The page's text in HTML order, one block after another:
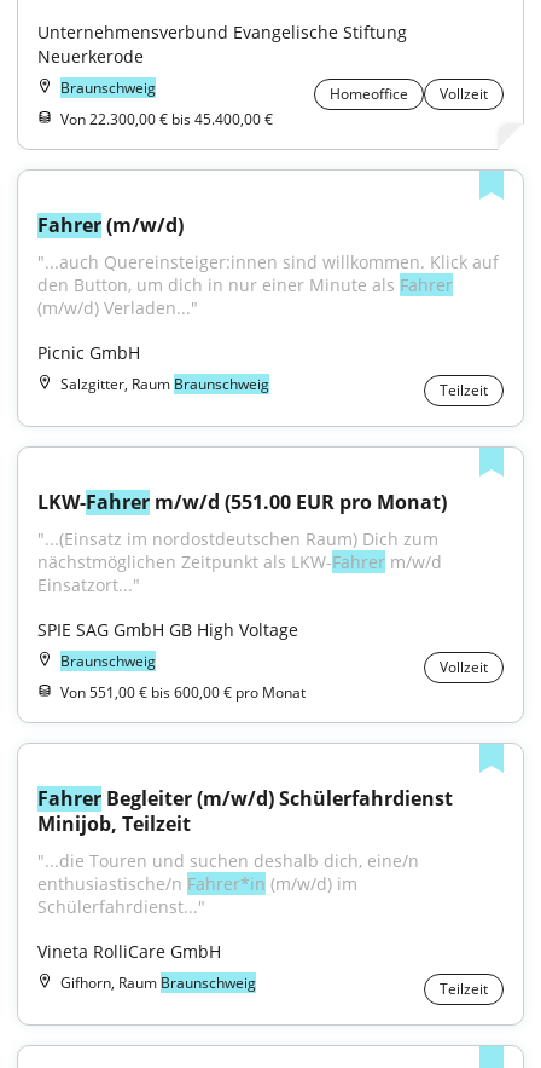
Unternehmensverbund Evangelische Stiftung
Neuerkerode
Braunschweig Homeoffice
Vollzeit
Von 22.300,00 € bis 45.400,00 €
Fahrer (m/w/d)
"...auch Quereinsteiger:innen sind willkommen. Klick auf
den Button, um dich in nur einer Minute als Fahrer
(m/w/d) Verladen..."
Picnic GmbH
Salzgitter, Raum Braunschweig Teilzeit
LKW-Fahrer m/w/d (551.00 EUR pro Monat)
"...(Einsatz im nordostdeutschen Raum) Dich zum
nächstmöglichen Zeitpunkt als LKW-Fahrer m/w/d
Einsatzort..."
SPIE SAG GmbH GB High Voltage
Braunschweig
Vollzeit
Von 551,00 € bis 600,00 € pro Monat
Fahrer Begleiter (m/w/d) Schülerfahrdienst
Minijob, Teilzeit
"...die Touren und suchen deshalb dich, eine/n
enthusiastische/n Fahrer*in (m/w/d) im
Schülerfahrdienst..."
Vineta RolliCare GmbH
Gifhorn, Raum Braunschweig Teilzeit